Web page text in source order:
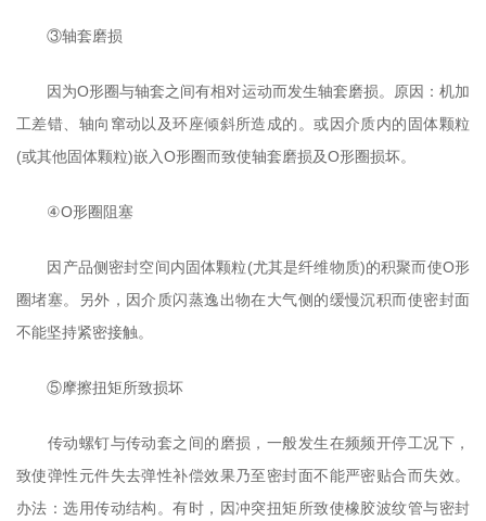
③轴套磨损
因为O形圈与轴套之间有相对运动而发生轴套磨损。原因：机加
工差错、轴向窜动以及环座倾斜所造成的。或因介质内的固体颗粒
(或其他固体颗粒)嵌入O形圈而致使轴套磨损及O形圈损坏。
④O形圈阻塞
因产品侧密封空间内固体颗粒(尤其是纤维物质)的积聚而使O形
圈堵塞。另外，因介质闪蒸逸出物在大气侧的缓慢沉积而使密封面
不能坚持紧密接触。
⑤摩擦扭矩所致损坏
传动螺钉与传动套之间的磨损，一般发生在频频开停工况下，
致使弹性元件失去弹性补偿效果乃至密封面不能严密贴合而失效。
办法：选用传动结构。有时，因冲突扭矩所致使橡胶波纹管与密封